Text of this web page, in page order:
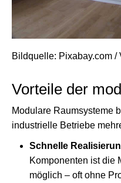
Bildquelle: Pixabay.com /
Vorteile der
Modulare Raumsysteme
industrielle Betriebe
Schnelle
Komponenten ist die
möglich – oft ohne